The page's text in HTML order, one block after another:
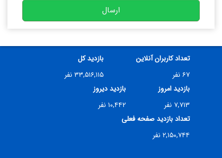
ارسال
تعداد کاربران آنلاین
۶۷ نفر
بازدید کل
۳۳,۵۱۶,۱۱۵ نفر
بازدید امروز
۷,۷۱۳ نفر
بازدید دیروز
۱۰,۴۴۲ نفر
تعداد بازدید صفحه فعلی
۲,۱۵۰,۷۴۴ نفر